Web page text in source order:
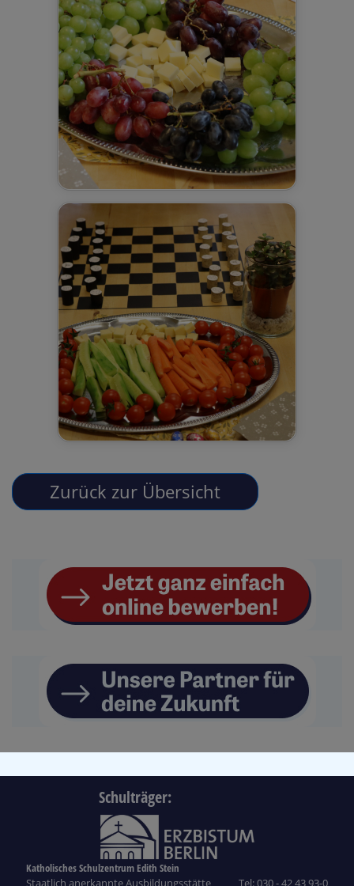
Schulträger:
Katholisches Schulzentrum Edith Stein
Staatlich anerkannte Ausbildungsstätte
Tel: 030 - 42 43 93-0